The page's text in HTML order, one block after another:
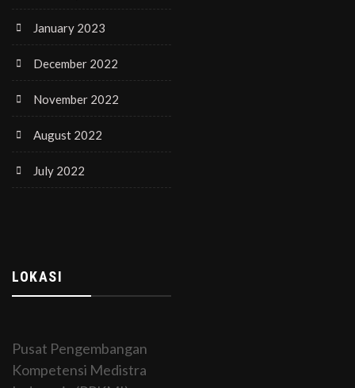
January 2023
December 2022
November 2022
August 2022
July 2022
LOKASI
Pusat Pengembangan
Kompetensi Medistra